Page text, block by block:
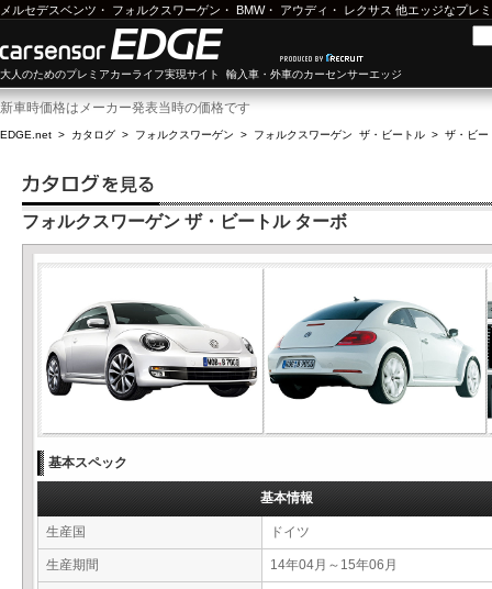
メルセデスベンツ ・ フォルクスワーゲン ・ BMW・ アウディ ・ レクサス 他エッジなプレ
大人のためのプレミアカーライフ実現サイト 輸入車・外車のカーセンサーエッジ
新車時価格はメーカー発表当時の価格です
EDGE.net > カタログ > フォルクスワーゲン > フォルクスワーゲン ザ・ビートル > ザ・ビー
フォルクスワーゲン ザ・ビートル ターボ
基本スペック
基本情報
生産国 ドイツ
生産期間 14年04月～15年06月